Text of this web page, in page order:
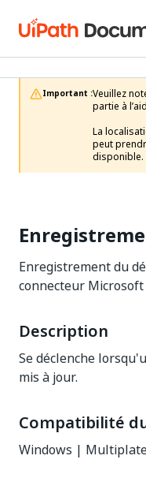
Important :Veuillez
partie à
La
peut
disponible.
Enregistrement du
connecteur Microsoft
Description
Se déclenche
mis à jour.
Compatibilité
Windows |